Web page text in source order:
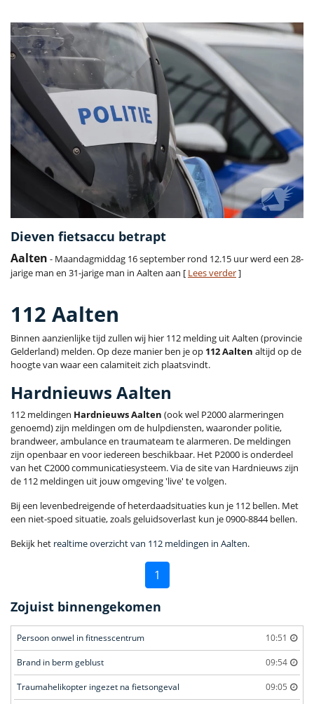
Dieven fietsaccu betrapt
Aalten - Maandagmiddag 16 september rond 12.15 uur werd een 28-
jarige man en 31-jarige man in Aalten aan [ Lees verder]
112 Aalten
Binnen aanzienlijke tijd zullen wij hier 112 melding uit Aalten (provincie
Gelderland) melden. Op deze manier ben je op 112 Aalten altijd op de
hoogte van waar een calamiteit zich plaatsvindt.
Hardnieuws Aalten
112 meldingen Hardnieuws Aalten (ook wel P2000 alarmeringen
genoemd) zijn meldingen om de hulpdiensten, waaronder politie,
brandweer, ambulance en traumateam te alarmeren. De meldingen
zijn openbaar en voor iedereen beschikbaar. Het P2000 is onderdeel
van het C2000 communicatiesysteem. Via de site van Hardnieuws zijn
de 112 meldingen uit jouw omgeving 'live' te volgen.
Bij een levenbedreigende of heterdaadsituaties kun je 112 bellen. Met
een niet-spoed situatie, zoals geluidsoverlast kun je 0900-8844 bellen.
Bekijk het realtime overzicht van 112 meldingen in Aalten.
1
Zojuist binnengekomen
Persoon onwel in fitnesscentrum 10:51
Brand in berm geblust 09:54
Traumahelikopter ingezet na fietsongeval 09:05